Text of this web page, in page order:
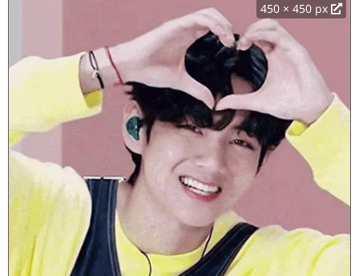
450 × 450 px